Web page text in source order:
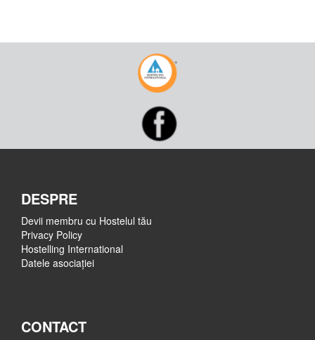
DESPRE
Devii membru cu Hostelul tău
Privacy Policy
Hostelling International
Datele asociației
CONTACT